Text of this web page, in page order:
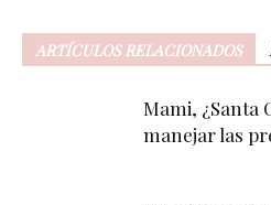
ARTÍCULOS RELACIONADOS
Mami, ¿Santa
manejar las